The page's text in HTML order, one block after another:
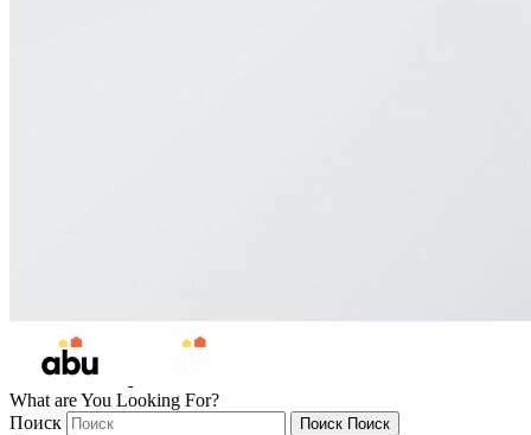
What are You Looking For?
Поиск
Поиск Поиск